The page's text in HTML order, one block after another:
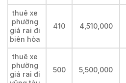
thuê xe
phường
giá rai đi
biên hòa
410 4,510,000
thuê xe
phường
giá rai đi
500 5,500,000